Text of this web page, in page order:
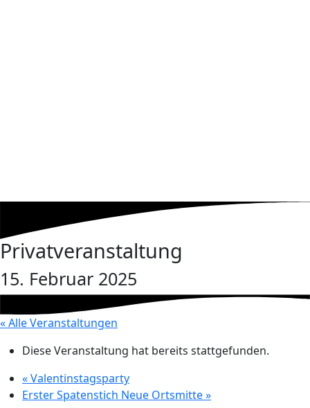
Privatveranstaltung
15. Februar 2025
« Alle Veranstaltungen
Diese Veranstaltung hat bereits stattgefunden.
«Valentinstagsparty
Erster Spatenstich Neue Ortsmitte»